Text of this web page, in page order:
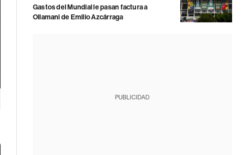
Gastos del Mundial le pasan factura a
Ollamani de Emilio Azcárraga
PUBLICIDAD